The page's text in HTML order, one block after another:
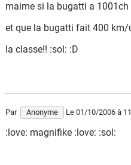
maime si la bugatti a 1001ch
et que la bugatti fait 400
la classe!! :sol: :D
Par Anonyme Le 01/10/2006 à
:love: magnifike :love: :sol: